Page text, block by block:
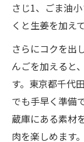
さじ1、ごま油
くと生姜を加え
さらにコクを出
んごを加えると
す。東京都千代
でも手早く準備
蔵庫にある素材
肉を楽しめます。